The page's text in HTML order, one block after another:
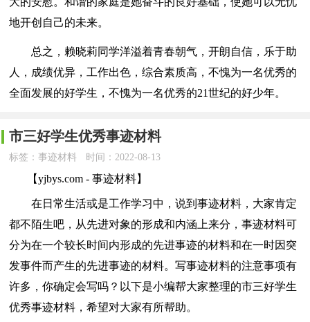
地开创自己的未来。
总之，赖晓莉同学洋溢着青春朝气，开朗自信，乐于助
人，成绩优异，工作出色，综合素质高，不愧为一名优秀的
全面发展的好学生，不愧为一名优秀的21世纪的好少年。
市三好学生优秀事迹材料
标签：事迹材料 时间：2022-08-13
【yjbys.com - 事迹材料】
在日常生活或是工作学习中，说到事迹材料，大家肯定
都不陌生吧，从先进对象的形成和内涵上来分，事迹材料可
分为在一个较长时间内形成的先进事迹的材料和在一时因突
发事件而产生的先进事迹的材料。写事迹材料的注意事项有
许多，你确定会写吗？以下是小编帮大家整理的市三好学生
优秀事迹材料，希望对大家有所帮助。